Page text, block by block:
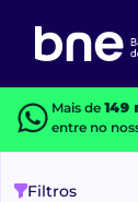
Mais de 149
entre no
Filtros